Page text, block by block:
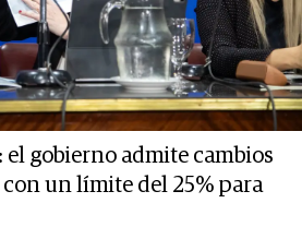
el gobierno admite cambios
un límite del 25% para